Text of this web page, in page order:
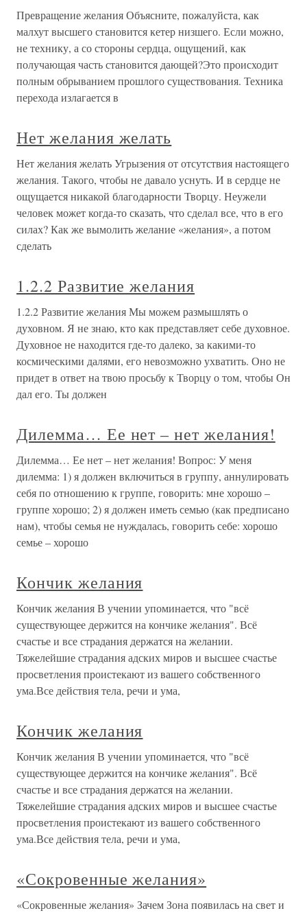
Превращение желания Объясните, пожалуйста, как
малхут высшего становится кетер низшего. Если можно,
не технику, а со стороны сердца, ощущений, как
получающая часть становится дающей?Это происходит
полным обрыванием прошлого существования. Техника
перехода излагается в
Нет желания желать
Нет желания желать Угрызения от отсутствия настоящего
желания. Такого, чтобы не давало уснуть. И в сердце не
ощущается никакой благодарности Творцу. Неужели
человек может когда-то сказать, что сделал все, что в его
силах? Как же вымолить желание «желания», а потом
сделать
1.2.2 Развитие желания
1.2.2 Развитие желания Мы можем размышлять о
духовном. Я не знаю, кто как представляет себе духовное.
Духовное не находится где-то далеко, за какими-то
космическими далями, его невозможно ухватить. Оно не
придет в ответ на твою просьбу к Творцу о том, чтобы Он
дал его. Ты должен
Дилемма… Ее нет – нет желания!
Дилемма… Ее нет – нет желания! Вопрос: У меня
дилемма: 1) я должен включиться в группу, аннулировать
себя по отношению к группе, говорить: мне хорошо –
группе хорошо; 2) я должен иметь семью (как предписано
нам), чтобы семья не нуждалась, говорить себе: хорошо
семье – хорошо
Кончик желания
Кончик желания В учении упоминается, что "всё
существующее держится на кончике желания". Всё
счастье и все страдания держатся на желании.
Тяжелейшие страдания адских миров и высшее счастье
просветления проистекают из вашего собственного
ума.Все действия тела, речи и ума,
Кончик желания
Кончик желания В учении упоминается, что "всё
существующее держится на кончике желания". Всё
счастье и все страдания держатся на желании.
Тяжелейшие страдания адских миров и высшее счастье
просветления проистекают из вашего собственного
ума.Все действия тела, речи и ума,
«Сокровенные желания»
«Сокровенные желания» Зачем Зона появилась на свет и